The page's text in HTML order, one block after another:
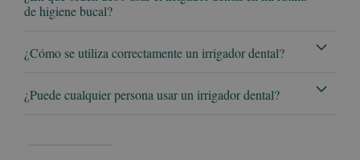
de higiene bucal?
¿Cómo se utiliza correctamente un irrigador dental?
¿Puede cualquier persona usar un irrigador dental?